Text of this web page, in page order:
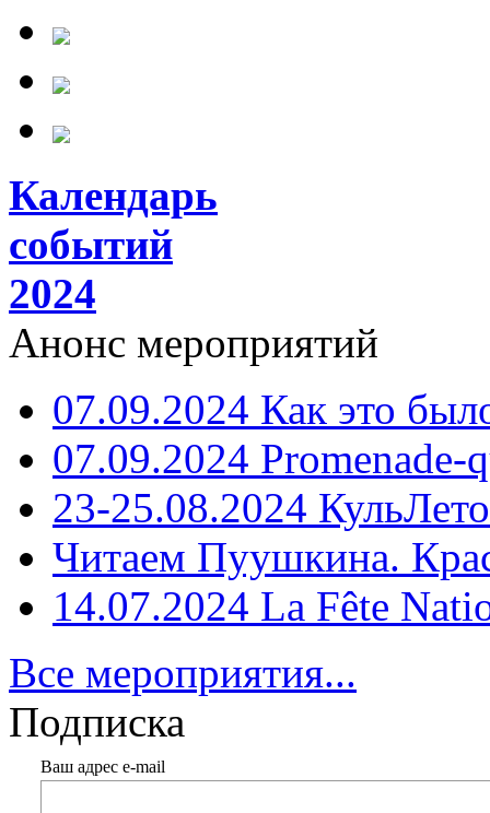
Календарь
событий
2024
Анонс мероприятий
07.09.2024 Как это
07.09.2024 Promenade-
23-25.08.2024 КульЛето
Читаем Пуушкина.
14.07.2024 La Fête
Все мероприятия...
Подписка
Ваш адрес e-mail